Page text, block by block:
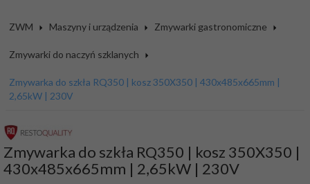
ZWM Maszyny i urządzenia Zmywarki gastronomiczne
Zmywarki do naczyń szklanych
Zmywarka do szkła RQ350 | kosz 350X350 | 430x485x665mm |
2,65kW | 230V
Zmywarka do szkła RQ350 | kosz 350X350 |
430x485x665mm | 2,65kW | 230V